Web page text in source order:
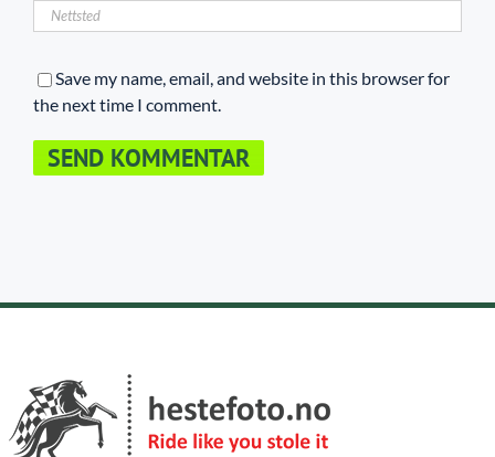
Save my name, email, and website in this browser for
the next time I comment.